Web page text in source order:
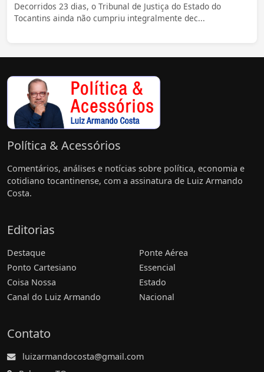
Decorridos 23 dias, o Tribunal de Justiça do Estado do
Tocantins ainda não cumpriu integralmente dec...
Política & Acessórios
Comentários, análises e notícias sobre política, economia e
cotidiano tocantinense, com a assinatura de Luiz Armando
Costa.
Editorias
Destaque
Ponto Cartesiano
Coisa Nossa
Canal do Luiz Armando
Ponte Aérea
Essencial
Estado
Nacional
Contato
luizarmandocosta@gmail.com